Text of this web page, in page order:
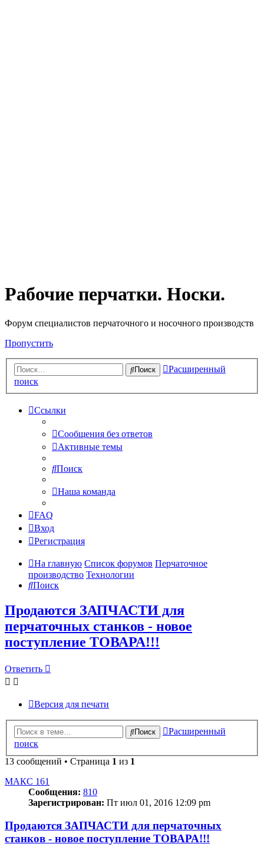
Рабочие перчатки. Носки.
Форум специалистов перчаточного и носочного производств
Пропустить
Поиск
Расширенный
поиск
Ссылки
Сообщения без ответов
Активные темы
Поиск
Наша команда
FAQ
Вход
Регистрация
На главную Список форумов Перчаточное
производство Технологии
Поиск
Продаются ЗАПЧАСТИ для
перчаточных станков - новое
поступление ТОВАРА!!!
Ответить
Версия для печати
Поиск
Расширенный
поиск
13 сообщений • Страница 1 из 1
МАКС 161
Сообщения: 810
Зарегистрирован: Пт июл 01, 2016 12:09 pm
Продаются ЗАПЧАСТИ для перчаточных
станков - новое поступление ТОВАРА!!!